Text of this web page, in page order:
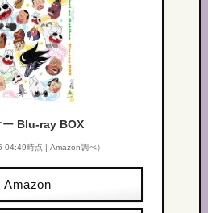
ー Blu-ray BOX
04:49時点 | Amazon調べ）
Amazon